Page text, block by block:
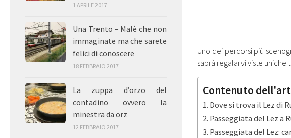
Uno dei percorsi più
saprà regalarvi viste
Contenuto
Dove si trova il Lez di
Passeggiata del Lez a
Passeggiata del Lez:
1 APRILE 2017
Una Trento – Malè che non
immaginate ma che sarete
felici di conoscere
18 FEBBRAIO 2017
La zuppa d’orzo del
contadino ovvero la
minestra da orz
12 FEBBRAIO 2017